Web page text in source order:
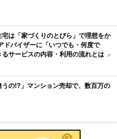
宅は「家づくりのとびら」で理想をか
ドバイザーに「いつでも・何度で
るサービスの内容・利用の流れとは [P
うの!?」マンション売却で、数百万の